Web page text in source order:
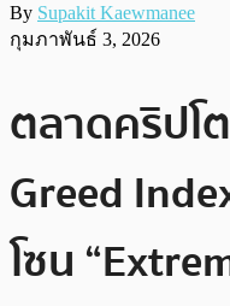
By Supakit Kaewmanee
กุมภาพันธ์ 3, 2026
ตลาดคริปโ
Greed
โซน